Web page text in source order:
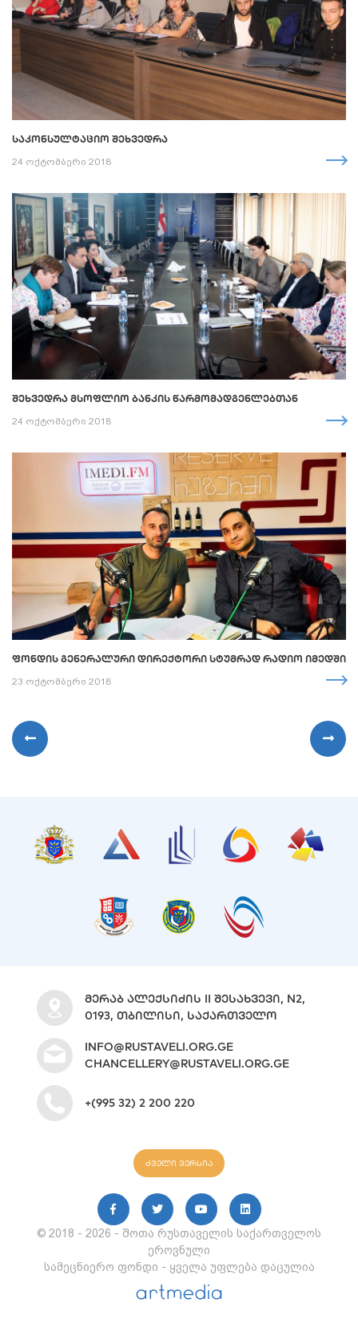
ᲡᲐᲙᲝᲜᲡᲣᲚᲢᲐᲪᲘᲝ ᲨᲔᲮᲕᲔᲓᲠᲐ
24 ოქტომბერი 2018
ᲨᲔᲮᲕᲔᲓᲠᲐ ᲛᲡᲝᲤᲚᲘᲝ ᲑᲐᲜᲙᲘᲡ ᲬᲐᲠᲛᲝᲛᲐᲓᲒᲔᲜᲚᲔᲑᲗᲐᲜ
24 ოქტომბერი 2018
ᲤᲝᲜᲓᲘᲡ ᲒᲔᲜᲔᲠᲐᲚᲣᲠᲘ ᲓᲘᲠᲔᲥᲢᲝᲠᲘ ᲡᲢᲣᲛᲠᲐᲓ ᲠᲐᲓᲘᲝ ᲘᲛᲔᲓᲨᲘ
23 ოქტომბერი 2018
© 2018 - 2026 - შოთა რუსთაველის საქართველოს
ეროვნული
სამეცნიერო ფონდი - ყველა უფლება დაცულია
ᲛᲔᲠᲐᲑ ᲐᲚᲔᲥᲡᲘᲫᲘᲡ II ᲨᲔᲡᲐᲮᲕᲔᲕᲘ, N2,
0193, ᲗᲑᲘᲚᲘᲡᲘ, ᲡᲐᲥᲐᲠᲗᲕᲔᲚᲝ
INFO@RUSTAVELI.ORG.GE
CHANCELLERY@RUSTAVELI.ORG.GE
+(995 32) 2 200 220
ძველი ვერსია